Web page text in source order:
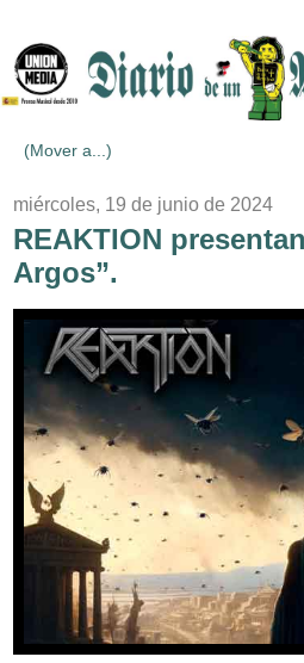
miércoles, 19 de junio de 2024
REAKTION
Argos”.